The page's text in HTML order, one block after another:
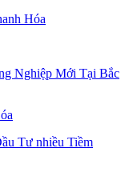
Hóa
Nghiệp Mới Tại Bắc
Tư nhiều Tiềm